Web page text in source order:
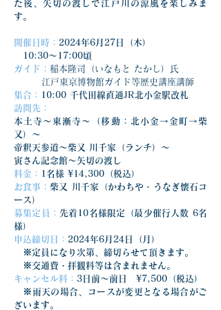
た後、矢切の渡しで江戸川の涼風を楽しみま
す。
開催日時： 2024年6月27日（木）
10:30〜17:00頃
ガイド： 稲本隆司（いなもと たかし）氏
	江戸東京博物館ガイド等歴史講座講師
集合：
10:00 千代田線直通JR北小金駅改札
訪問先：
本土寺～東漸寺～（移動：北小金→金町→柴
又）～
帝釈天参道～柴又 川千家（ランチ）～
寅さん記念館～矢切の渡し
料金：
1名様 ¥14,300（税込）
お食事： 柴又 川千家（かわちや・うなぎ懐石コ
ース）
募集定員： 先着10名様限定（最少催行人数 6名
様）
申込締切日： 2024年6月24日（月）
※定員になり次第、締切らせて頂きます。
※交通費・拝観料等は含まれません。
キャンセル料： 3日前〜前日　¥7,500（税込）
※雨天の場合、コースが変更となる場合がご
ざいます。